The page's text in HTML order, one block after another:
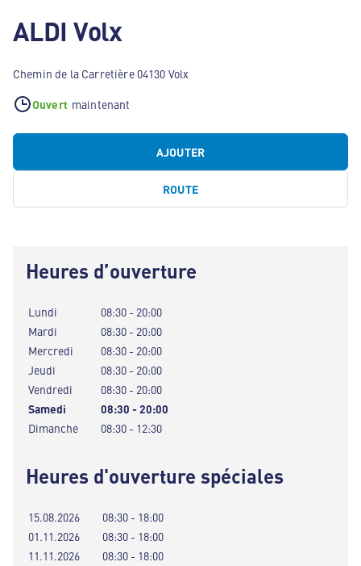
ALDI Volx
Chemin de la Carretière 04130 Volx
Ouvert maintenant
AJOUTER
ROUTE
Heures d’ouverture
Lundi
08:30 - 20:00
Mardi
08:30 - 20:00
Mercredi
08:30 - 20:00
Jeudi
08:30 - 20:00
Vendredi
08:30 - 20:00
Samedi
08:30 - 20:00
Dimanche
08:30 - 12:30
Heures d'ouverture spéciales
15.08.2026
08:30 - 18:00
01.11.2026
08:30 - 18:00
11.11.2026
08:30 - 18:00